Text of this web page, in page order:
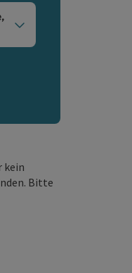
,
kein
Bitte